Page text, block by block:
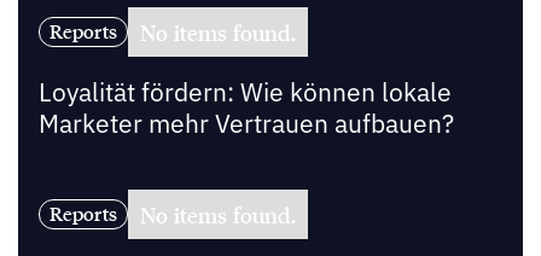
Reports No items found.
Loyalität fördern: Wie können lokale
Marketer mehr Vertrauen aufbauen?
Reports No items found.